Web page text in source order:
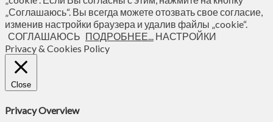
„Соглашаюсь“. Вы всегда можете отозвать свое согласие,
изменив настройки браузера и удалив файлы „cookie“.
СОГЛАШАЮСЬ ПОДРОБНЕЕ... НАСТРОЙКИ
Privacy & Cookies Policy
Close
Privacy Overview